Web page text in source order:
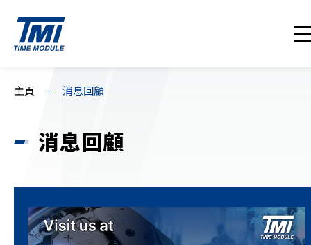
關於我們
消息回顧
產品系列
主頁 消息回顧
消息回顧